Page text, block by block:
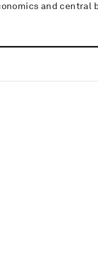
and central